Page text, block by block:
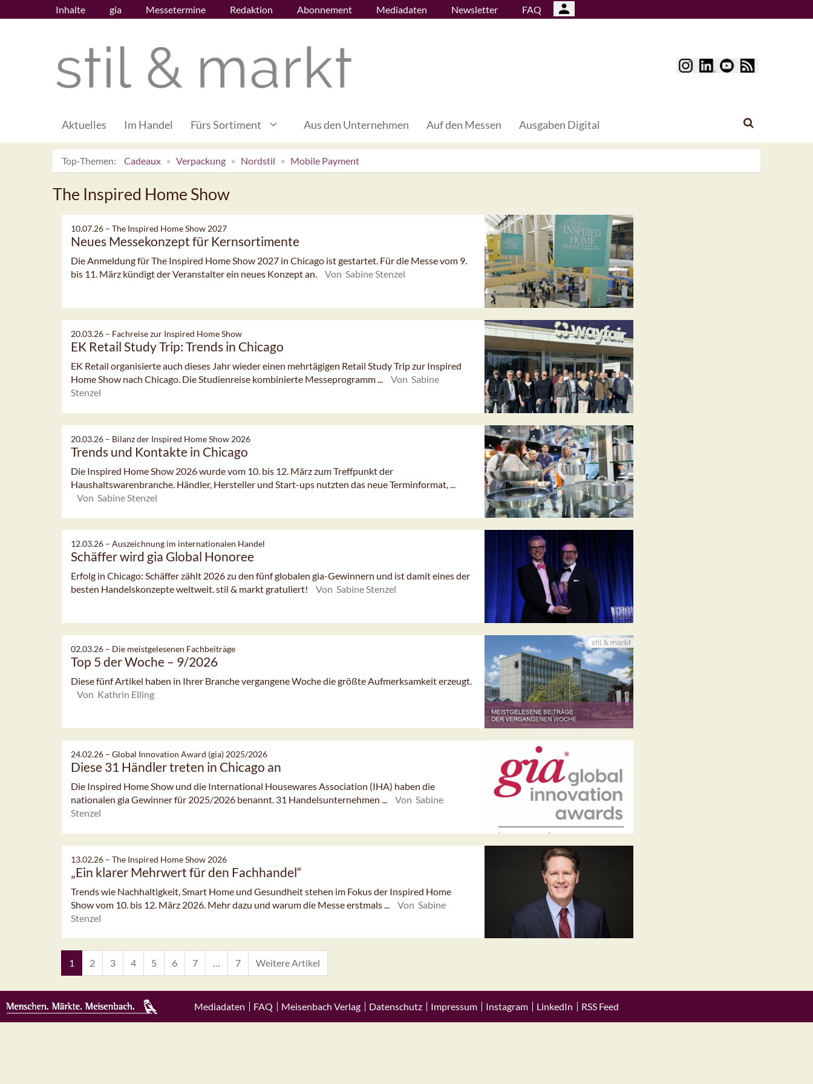
Inhalte gia Messetermine Redaktion Abonnement Mediadaten Newsletter FAQ
Aktuelles Im Handel Fürs Sortiment Aus den Unternehmen Auf den Messen Ausgaben Digital
Top-Themen: Cadeaux Verpackung Nordstil Mobile Payment
The Inspired Home Show
10.07.26 – The Inspired Home Show 2027
Neues Messekonzept für Kernsortimente
Die Anmeldung für The Inspired Home Show 2027 in Chicago ist gestartet. Für die Messe vom 9.
bis 11. März kündigt der Veranstalter ein neues Konzept an.
Von Sabine Stenzel
20.03.26 – Fachreise zur Inspired Home Show
EK Retail Study Trip: Trends in Chicago
EK Retail organisierte auch dieses Jahr wieder einen mehrtägigen Retail Study Trip zur Inspired
Home Show nach Chicago. Die Studienreise kombinierte Messeprogramm ...
Von Sabine
Stenzel
20.03.26 – Bilanz der Inspired Home Show 2026
Trends und Kontakte in Chicago
Die Inspired Home Show 2026 wurde vom 10. bis 12. März zum Treffpunkt der
Haushaltswarenbranche. Händler, Hersteller und Start-ups nutzten das neue Terminformat, ...
Von Sabine Stenzel
12.03.26 – Auszeichnung im internationalen Handel
Schäffer wird gia Global Honoree
Erfolg in Chicago: Schäffer zählt 2026 zu den fünf globalen gia-Gewinnern und ist damit eines der
besten Handelskonzepte weltweit. stil & markt gratuliert!
Von Sabine Stenzel
02.03.26 – Die meistgelesenen Fachbeiträge
Top 5 der Woche – 9/2026
Diese fünf Artikel haben in Ihrer Branche vergangene Woche die größte Aufmerksamkeit erzeugt.
Von Kathrin Elling
24.02.26 – Global Innovation Award (gia) 2025/2026
Diese 31 Händler treten in Chicago an
Die Inspired Home Show und die International Housewares Association (IHA) haben die
nationalen gia Gewinner für 2025/2026 benannt. 31 Handelsunternehmen ...
Von Sabine
Stenzel
13.02.26 – The Inspired Home Show 2026
„Ein klarer Mehrwert für den Fachhandel“
Trends wie Nachhaltigkeit, Smart Home und Gesundheit stehen im Fokus der Inspired Home
Show vom 10. bis 12. März 2026. Mehr dazu und warum die Messe erstmals ...
Von Sabine
Stenzel
1 2 3 4 5 6 7 … 7 Weitere Artikel
Mediadaten FAQ Meisenbach Verlag Datenschutz Impressum Instagram LinkedIn RSS Feed